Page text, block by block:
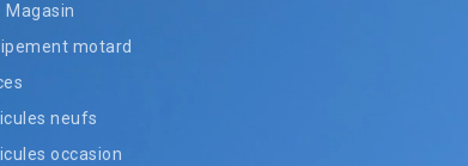
Magasin
motard
neufs
occasion